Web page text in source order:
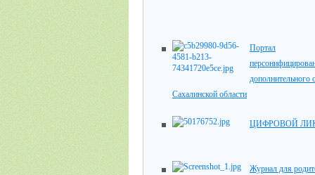
Портал
дополнительного
Сахалинской области
ЦИФРОВОЙ
Журнал для